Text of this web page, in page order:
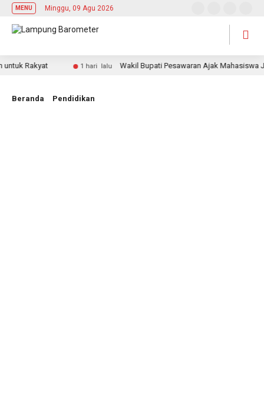
MENU Minggu, 09 Agu 2026
Rakyat 1 hari lalu Wakil Bupati Pesawaran Ajak Mahasiswa
Beranda Pendidikan